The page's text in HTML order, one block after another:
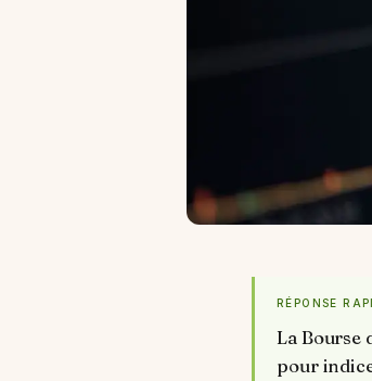
RÉPONSE
La Bourse
pour